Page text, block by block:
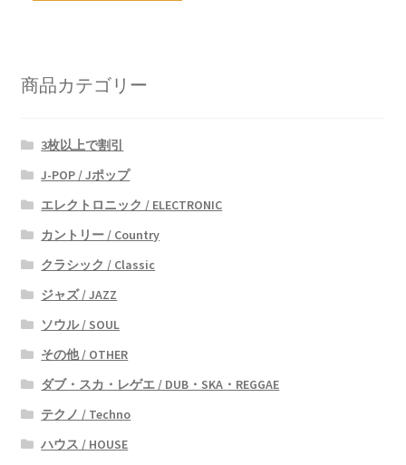
商品カテゴリー
3枚以上で割引
J-POP / Jポップ
エレクトロニック / ELECTRONIC
カントリー / Country
クラシック / Classic
ジャズ / JAZZ
ソウル / SOUL
その他 / OTHER
ダブ・スカ・レゲエ / DUB・SKA・REGGAE
テクノ / Techno
ハウス / HOUSE